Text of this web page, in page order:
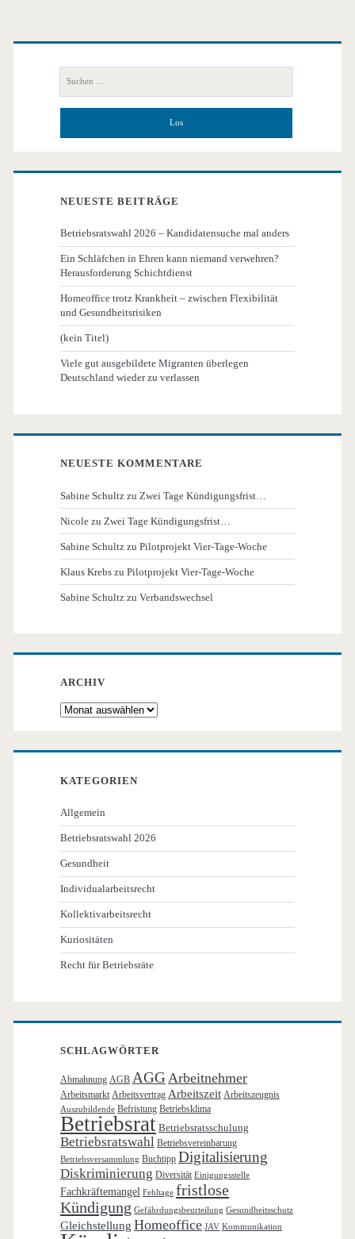
Primäre
Seitenleiste
nach:
NEUESTE BEITRÄGE
Betriebsratswahl 2026 – Kandidatensuche mal anders
Ein Schläfchen in Ehren kann niemand verwehren?
Herausforderung Schichtdienst
Homeoffice trotz Krankheit – zwischen Flexibilität
und Gesundheitsrisiken
(kein Titel)
Viele gut ausgebildete Migranten überlegen
Deutschland wieder zu verlassen
NEUESTE KOMMENTARE
Sabine Schultz zu Zwei Tage Kündigungsfrist…
Nicole zu Zwei Tage Kündigungsfrist…
Sabine Schultz zuPilotprojekt Vier-Tage-Woche
Klaus Krebs zuPilotprojekt Vier-Tage-Woche
Sabine Schultz zuVerbandswechsel
ARCHIV
Archiv
KATEGORIEN
Allgemein
Betriebsratswahl 2026
Gesundheit
Individualarbeitsrecht
Kollektivarbeitsrecht
Kuriositäten
Recht für Betriebsräte
SCHLAGWÖRTER
Abmahnung AGB AGG Arbeitnehmer
Arbeitsmarkt Arbeitsvertrag Arbeitszeit Arbeitszeugnis
Auszubildende Befristung Betriebsklima
Betriebsrat Betriebsratsschulung
Betriebsratswahl Betriebsvereinbarung
Betriebsversammlung Buchtipp Digitalisierung
Diskriminierung Diversität Einigungsstelle
Fachkräftemangel Fehltage fristlose
Kündigung Gefährdungsbeurteilung Gesundheitsschutz
Gleichstellung Homeoffice JAV Kommunikation